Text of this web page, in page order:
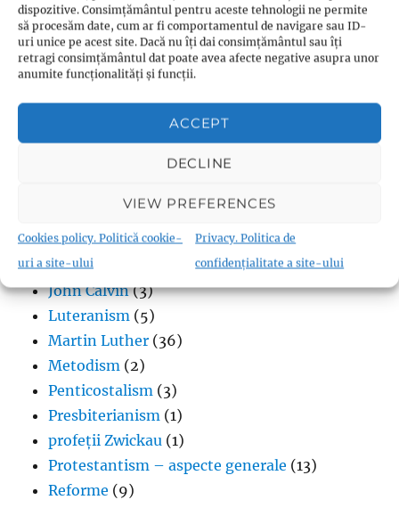
dispozitive. Consimțământul pentru aceste tehnologii ne permite
să procesăm date, cum ar fi comportamentul de navigare sau ID-
uri unice pe acest site. Dacă nu îți dai consimțământul sau îți
retragi consimțământul dat poate avea afecte negative asupra unor
anumite funcționalități și funcții.
ACCEPT
DECLINE
VIEW PREFERENCES
Cookies policy. Politică cookie-
uri a site-ului
Privacy. Politica de
confidențialitate a site-ului
Biblia în format audio(70)
Biserica Angliei(4)
Biserica Moraviei(1)
Evanghelicalism(1)
(7)
Istorie(1)
Jan Hus
John Calvin(3)
Luteranism (5)
Martin Luther (36)
Metodism (2)
Penticostalism (3)
Presbiterianism (1)
profeții Zwickau (1)
Protestantism – aspecte generale (13)
Reforme (9)